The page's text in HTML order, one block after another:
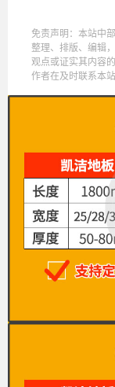
免责声明：本站中
整理、排版、编辑
观点或证实其内容
作者在及时联系本